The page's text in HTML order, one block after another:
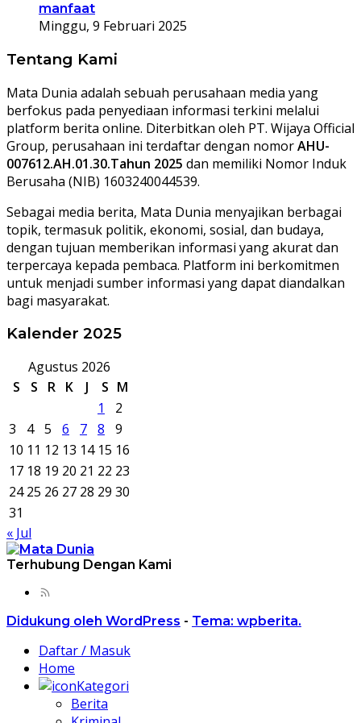
manfaat
Minggu, 9 Februari 2025
Tentang Kami
Mata Dunia adalah sebuah perusahaan media yang
berfokus pada penyediaan informasi terkini melalui
platform berita online. Diterbitkan oleh PT. Wijaya Official
Group, perusahaan ini terdaftar dengan nomorAHU-
007612.AH.01.30.Tahun 2025 dan memiliki Nomor Induk
Berusaha (NIB) 1603240044539.
Sebagai media berita, Mata Dunia menyajikan berbagai
topik, termasuk politik, ekonomi, sosial, dan budaya,
dengan tujuan memberikan informasi yang akurat dan
terpercaya kepada pembaca. Platform ini berkomitmen
untuk menjadi sumber informasi yang dapat diandalkan
bagi masyarakat.
Kalender 2025
Agustus 2026
S
S R K J S M
1
2
3
4 5 6 7 8
9
10 11 12 13 14 15 16
17 18 19 20 21 22 23
24 25 26 27 28 29 30
31
« Jul
Terhubung Dengan Kami
Didukung oleh WordPress - Tema: wpberita.
Daftar / Masuk
Home
Kategori
Berita